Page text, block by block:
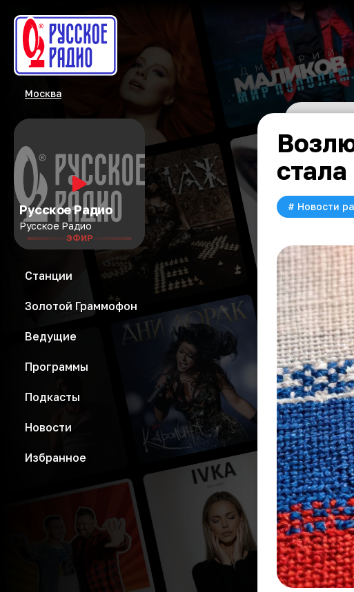
Москва
Русское Радио
Русское Радио
ЭФИР
Станции
Золотой Граммофон
Ведущие
Программы
Подкасты
Новости
Избранное
# Новости